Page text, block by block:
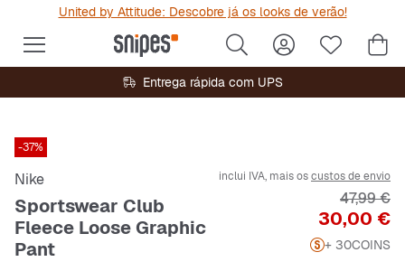
United by Attitude: Descobre já os looks de verão!
Entrega rápida com UPS
-37%
Nike
Sportswear Club
Fleece Loose Graphic
Pant
inclui IVA, mais oscustos de envio
Preço
30,00 €
Preço
47,99 €
+ 30COINS